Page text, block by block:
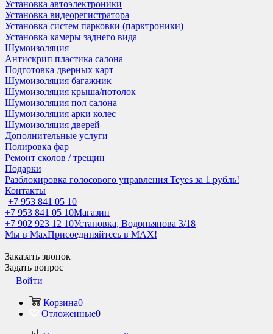
Установка автоэлектроники
Установка видеорегистратора
Установка систем парковки (парктроники)
Установка камеры заднего вида
Шумоизоляция
Антискрип пластика салона
Подготовка дверных карт
Шумоизоляция багажник
Шумоизоляция крыша/потолок
Шумоизоляция пол салона
Шумоизоляция арки колес
Шумоизоляция дверей
Дополнительные услуги
Полировка фар
Ремонт сколов / трещин
Подарки
Разблокировка голосового управления Teyes за 1 рубль!
Контакты
+7 953 841 05 10
+7 953 841 05 10Магазин
+7 902 923 12 10Установка, Водопьянова 3/18
Мы в MaxПрисоединяйтесь в MAX!
Заказать звонок
Задать вопрос
Войти
Корзина0
Отложенные0